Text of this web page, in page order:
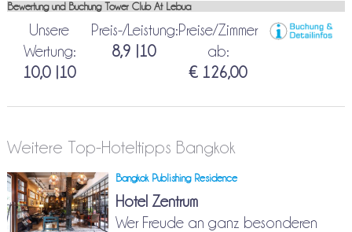
Bewertung und Buchung Tower Club At Lebua
Unsere
Wertung:
10,0 |10
Preis-/Leistung:
8,9 |10
Preise/Zimmer
ab:
€ 126,00
Weitere Top-Hoteltipps Bangkok
Bangkok Publishing Residence
Hotel Zentrum
Wer Freude an ganz besonderen